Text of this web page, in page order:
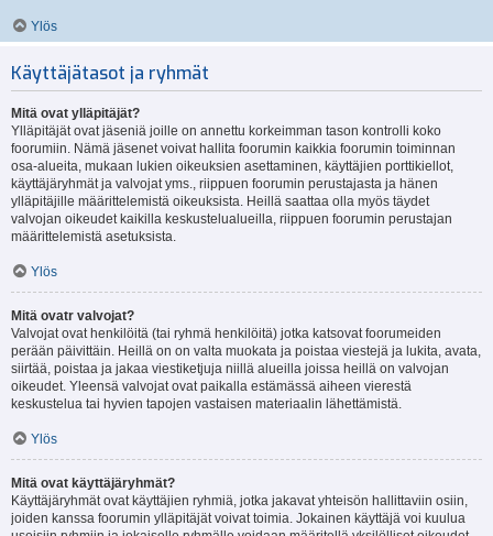
Ylös
Käyttäjätasot ja ryhmät
Mitä ovat ylläpitäjät?
Ylläpitäjät ovat jäseniä joille on annettu korkeimman tason kontrolli koko
foorumiin. Nämä jäsenet voivat hallita foorumin kaikkia foorumin toiminnan
osa-alueita, mukaan lukien oikeuksien asettaminen, käyttäjien porttikiellot,
käyttäjäryhmät ja valvojat yms., riippuen foorumin perustajasta ja hänen
ylläpitäjille määrittelemistä oikeuksista. Heillä saattaa olla myös täydet
valvojan oikeudet kaikilla keskustelualueilla, riippuen foorumin perustajan
määrittelemistä asetuksista.
Ylös
Mitä ovatr valvojat?
Valvojat ovat henkilöitä (tai ryhmä henkilöitä) jotka katsovat foorumeiden
perään päivittäin. Heillä on on valta muokata ja poistaa viestejä ja lukita, avata,
siirtää, poistaa ja jakaa viestiketjuja niillä alueilla joissa heillä on valvojan
oikeudet. Yleensä valvojat ovat paikalla estämässä aiheen vierestä
keskustelua tai hyvien tapojen vastaisen materiaalin lähettämistä.
Ylös
Mitä ovat käyttäjäryhmät?
Käyttäjäryhmät ovat käyttäjien ryhmiä, jotka jakavat yhteisön hallittaviin osiin,
joiden kanssa foorumin ylläpitäjät voivat toimia. Jokainen käyttäjä voi kuulua